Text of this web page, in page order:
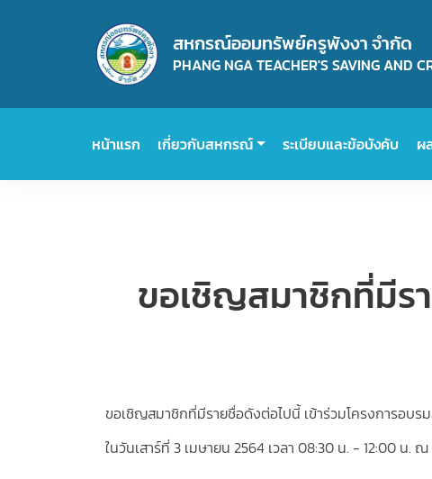
สหกรณ์ออมทรัพย์ครูพังงา จำกัด
PHANG NGA TEACHER'S SAVING AND
หน้าแรก เกี่ยวกับสหกรณ์ ระเบียบและข้อบังคับ ผ
ขอเชิญสมาชิกที่มีร
ขอเชิญสมาชิกที่มีรายชื่อดังต่อไปนี้ เข้าร่วมโครงการอบร
ในวันเสาร์ที่ 3 เมษายน 2564 เวลา 08:30 น. - 12:00